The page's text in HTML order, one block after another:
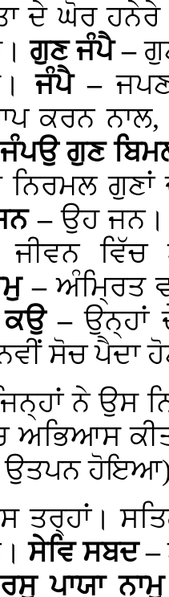
ਦੇ ਘੋਰ ਹਨੇਰੇ
ਗੁਣ ਜੰਪੈ –
ਜੰਪੈ –
ਕਰਨ
ਜੰਪਉ ਗੁਣ
ਨਿਰਮਲ
–ਉਹ
ਵਿੱਚ
–ਅੰਮ੍ਰਿਤ
ਕਉ –
ਸੋਚ ਪੈਦਾ
ਨੇ ਉਸ
ਅਭਿਆਸ
ਉਤਪਨ
ਤਰ੍ਹਾਂ।
ਸੇਵਿ ਸਬਦ –
ਰਸੁ ਪਾਯਾ